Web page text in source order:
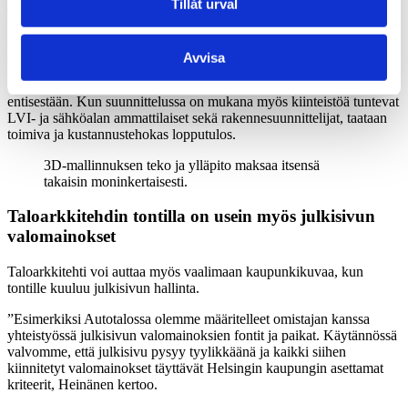
Tillåt urval
Avvisa
Jos jokin toinen toimija toteuttaa muutoksia kiinteistössä,
taloarkkitehti lisää heidän tekemänsä muutokset olemassa olevaan
3D-malliin, jotta se pysyy ajan tasalla.
monipuolinen suunnittelijaryhmä, jonka käyttö sujuvoittaa prosessia
entisestään. Kun suunnittelussa on mukana myös kiinteistöä tuntevat
LVI- ja sähköalan ammattilaiset sekä rakennesuunnittelijat, taataan
toimiva ja kustannustehokas lopputulos.
3D-mallinnuksen teko ja ylläpito maksaa itsensä
takaisin moninkertaisesti.
Taloarkkitehdin tontilla on usein myös julkisivun
valomainokset
Taloarkkitehti voi auttaa myös vaalimaan kaupunkikuvaa, kun
tontille kuuluu julkisivun hallinta.
”Esimerkiksi Autotalossa olemme määritelleet omistajan kanssa
yhteistyössä julkisivun valomainoksien fontit ja paikat. Käytännössä
valvomme, että julkisivu pysyy tyylikkäänä ja kaikki siihen
kiinnitetyt valomainokset täyttävät Helsingin kaupungin asettamat
kriteerit, Heinänen kertoo.